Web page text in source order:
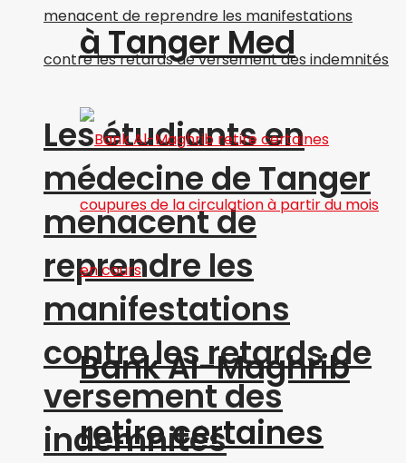
Les étudiants en
médecine de Tanger
menacent de
reprendre les
manifestations
contre les retards de
versement des
indemnités
à Tanger Med
Bank Al-Maghrib
retire certaines